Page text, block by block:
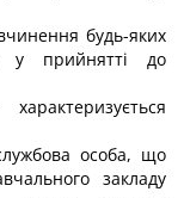
будь-яких
у прийнятті до
особа, що
закладу